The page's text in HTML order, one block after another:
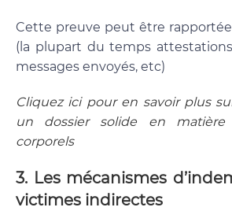
Cette preuve peut être
(la plupart du temps
messages envoyés, etc)
Cliquez ici pour en savoir plus
un dossier solide en matière
corporels
3. Les mécanismes
victimes indirectes